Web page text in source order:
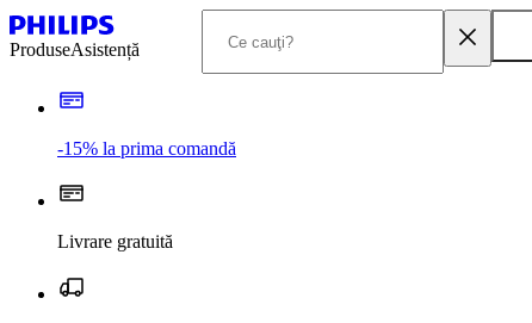
ProduseAsistență
-15% la prima comandă
Livrare gratuită